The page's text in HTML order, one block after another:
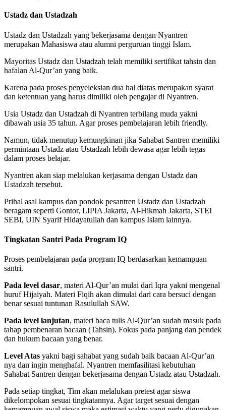
Ustadz dan Ustadzah
Ustadz dan Ustadzah yang bekerjasama dengan Nyantren
merupakan Mahasiswa atau alumni perguruan tinggi Islam.
Mayoritas Ustadz dan Ustadzah telah memiliki sertifikat tahsin dan
hafalan Al-Qur’an yang baik.
Karena pada proses penyeleksian dua hal diatas merupakan syarat
dan ketentuan yang harus dimiliki oleh pengajar di Nyantren.
Usia Ustadz dan Ustadzah di Nyantren terbilang muda yakni
dibawah usia 35 tahun. Agar proses pembelajaran lebih friendly.
Namun, tidak menutup kemungkinan jika Sahabat Santren memiliki
permintaan Ustadz atau Ustadzah lebih dewasa agar lebih tegas
dalam proses belajar.
Nyantren akan siap melalukan kerjasama dengan Ustadz dan
Ustadzah tersebut.
Prihal asal kampus dan pondok pesantren Ustadz dan Ustadzah
beragam seperti Gontor, LIPIA Jakarta, Al-Hikmah Jakarta, STEI
SEBI, UIN Syarif Hidayatullah dan kampus Islam lainnya.
Tingkatan Santri Pada Program IQ
Proses pembelajaran pada program IQ berdasarkan kemampuan
santri.
Pada level dasar, materi Al-Qur’an mulai dari Iqra yakni mengenal
huruf Hijaiyah. Materi Fiqih akan dimulai dari cara bersuci dengan
benar sesuai tuntunan Rasulullah SAW.
Pada level lanjutan, materi baca tulis Al-Qur’an sudah masuk pada
tahap pembenaran bacaan (Tahsin). Fokus pada panjang dan pendek
dan hukum bacaan yang benar.
Level Atas yakni bagi sahabat yang sudah baik bacaan Al-Qur’an
nya dan ingin menghafal. Nyantren memfasilitasi kebutuhan
Sahabat Santren dengan bekerjasama dengan Ustadz atau Ustadzah.
Pada setiap tingkat, Tim akan melalukan pretest agar siswa
dikelompokan sesuai tingkatannya. Agar target sesuai dengan